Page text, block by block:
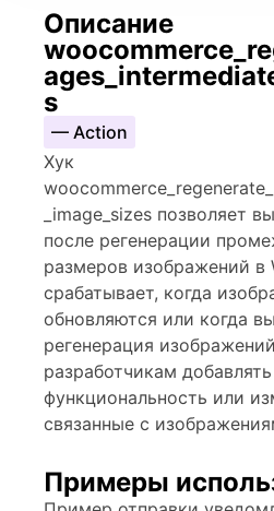
Описание
s
— Action
Хук
_image_sizes позволяет
после регенерации
размеров изображений в
срабатывает, когда
обновляются или когда
регенерация
разработчикам
функциональность или
связанные с
Примеры